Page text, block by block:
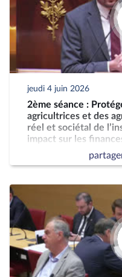
jeudi 4 juin 2026
2ème séance :
agricultrices et des
réel et sociétal de
impact sur les